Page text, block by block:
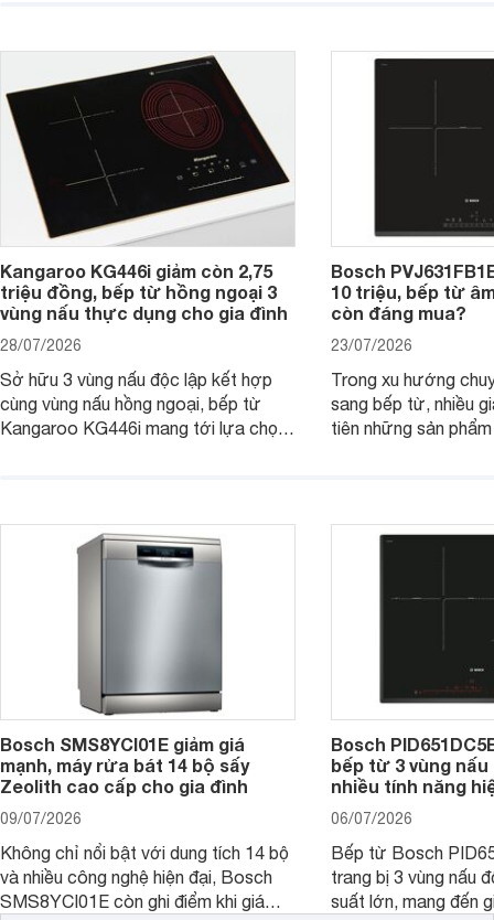
đơn vị phân phối với mức giá khá dễ
tiếp cận, thu hút sự quan tâm của
nhiều người tiêu dùng.
gia đình.
Kangaroo KG446i giảm còn 2,75
triệu đồng, bếp từ hồng ngoại 3
vùng nấu thực dụng cho gia đình
28/07/2026
Sở hữu 3 vùng nấu độc lập kết hợp
cùng vùng nấu hồng ngoại, bếp từ
Kangaroo KG446i mang tới lựa chọn
nhiều cửa hàng, đại lý.
Bosch
10 triệu, bếp từ
còn đáng mua?
23/07/2026
Trong xu hướng
sang bếp từ, nhiều
tiên những sản
mẫu bếp đáp ứng
Bosch SMS8YCI01E giảm giá
mạnh, máy rửa bát 14 bộ sấy
Zeolith cao cấp cho gia đình
09/07/2026
Không chỉ nổi bật với dung tích 14 bộ
và nhiều công nghệ hiện đại, Bosch
SMS8YCI01E còn ghi điểm khi giá
Bosch
bếp từ 3 vùng
nhiều tính năng
06/07/2026
Bếp từ Bosch
trang bị 3 vùng nấu
suất lớn, mang đến